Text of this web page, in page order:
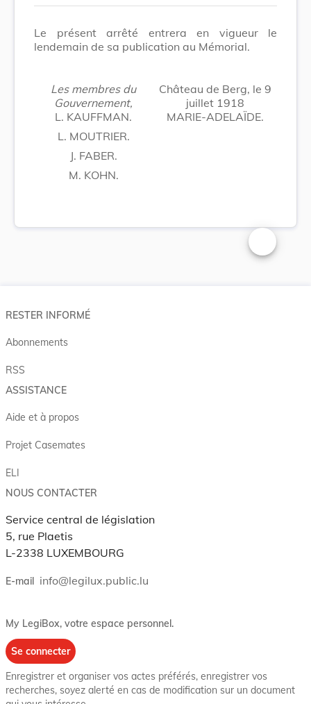
Le présent arrêté entrera en vigueur le
lendemain de sa publication au Mémorial.
Les membres du
Gouvernement,
L. KAUFFMAN.
L. MOUTRIER.
J. FABER.
M. KOHN.
Château de Berg, le 9
juillet 1918
MARIE-ADELAÏDE.
Changer la
RESTER INFORMÉ
Abonnements
RSS
ASSISTANCE
Aide et à propos
Projet Casemates
ELI
NOUS CONTACTER
Service central de législation
5, rue Plaetis
L-2338 LUXEMBOURG
E-mail info@legilux.public.lu
My LegiBox, votre espace personnel.
Se connecter
Enregistrer et organiser vos actes préférés, enregistrer vos
recherches, soyez alerté en cas de modification sur un document